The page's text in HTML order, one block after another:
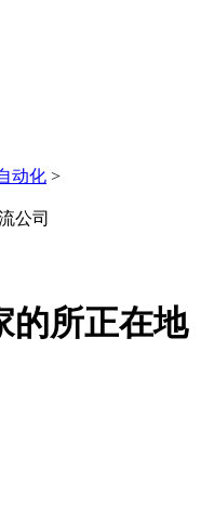
动化 >
公司
的所正在地